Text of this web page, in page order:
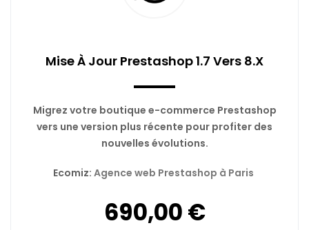
Mise À Jour Prestashop 1.7 Vers 8.x
Migrez votre boutique e-commerce Prestashop
vers une version plus récente pour profiter des
nouvelles évolutions.
Ecomiz: Agence web Prestashop à Paris
690,00 €